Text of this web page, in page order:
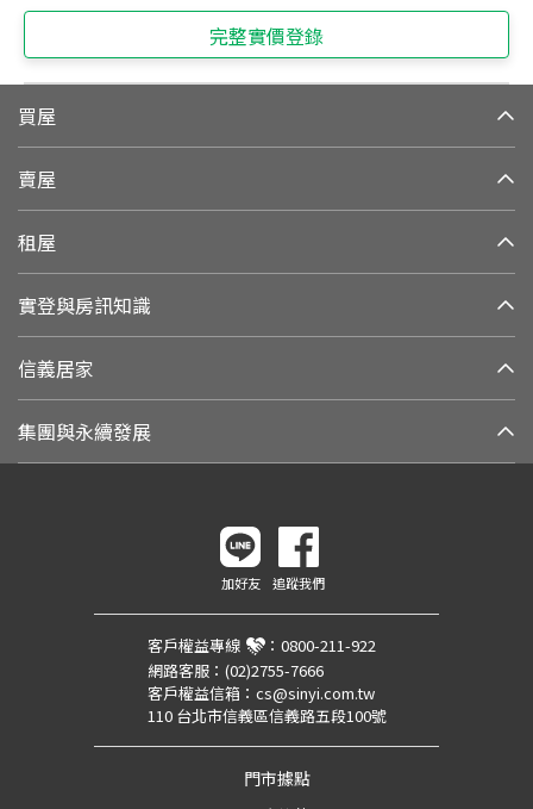
完整實價登錄
買屋
賣屋
租屋
實登與房訊知識
信義居家
集團與永續發展
加好友 追蹤我們
客戶權益專線 ： 0800-211-922
網路客服： (02)2755-7666
客戶權益信箱： cs@sinyi.com.tw
110 台北市信義區信義路五段100號
門市據點